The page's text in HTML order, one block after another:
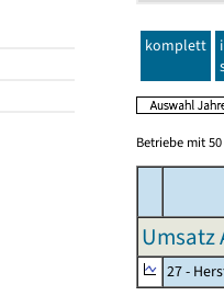
komplett
Betriebe mit
Umsatz
27 -